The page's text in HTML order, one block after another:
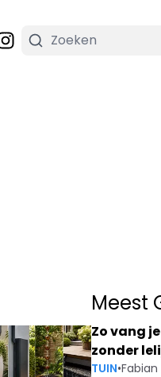
Meest
Zo vang
zonder
TUIN•